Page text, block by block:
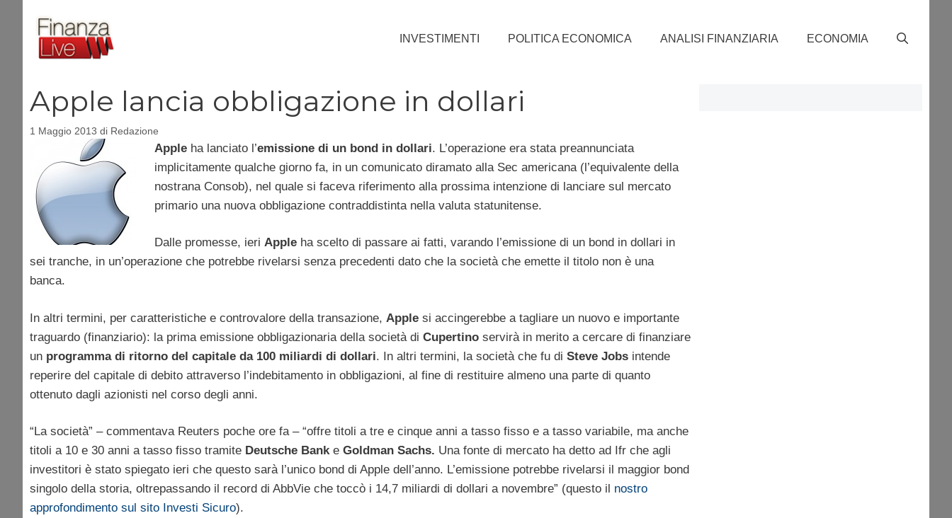
contenuto
INVESTIMENTI POLITICA ECONOMICA ANALISI FINANZIARIA ECONOMIA
Apple lancia obbligazione in dollari
1 Maggio 2013 di Redazione
Appleha lanciato l’emissione di un bond in dollari. L’operazione era stata preannunciata
implicitamente qualche giorno fa, in un comunicato diramato alla Sec americana (l’equivalente della
nostrana Consob), nel quale si faceva riferimento alla prossima intenzione di lanciare sul mercato
primario una nuova obbligazione contraddistinta nella valuta statunitense.
Dalle promesse, ieri Appleha scelto di passare ai fatti, varando l’emissione di un bond in dollari in
sei tranche, in un’operazione che potrebbe rivelarsi senza precedenti dato che la società che emette il titolo non è una
banca.
In altri termini, per caratteristiche e controvalore della transazione, Apple si accingerebbe a tagliare un nuovo e importante
traguardo (finanziario): la prima emissione obbligazionaria della società di Cupertino servirà in merito a cercare di finanziare
un programma di ritorno del capitale da 100 miliardi di dollari. In altri termini, la società che fu di Steve Jobs intende
reperire del capitale di debito attraverso l’indebitamento in obbligazioni, al fine di restituire almeno una parte di quanto
ottenuto dagli azionisti nel corso degli anni.
“La società” – commentava Reuters poche ore fa – “offre titoli a tre e cinque anni a tasso fisso e a tasso variabile, ma anche
titoli a 10 e 30 anni a tasso fisso tramite Deutsche Banke Goldman Sachs. Una fonte di mercato ha detto ad Ifr che agli
investitori è stato spiegato ieri che questo sarà l’unico bond di Apple dell’anno. L’emissione potrebbe rivelarsi il maggior bond
singolo della storia, oltrepassando il record di AbbVie che toccò i 14,7 miliardi di dollari a novembre” (questo il nostro
approfondimento sul sito Investi Sicuro).